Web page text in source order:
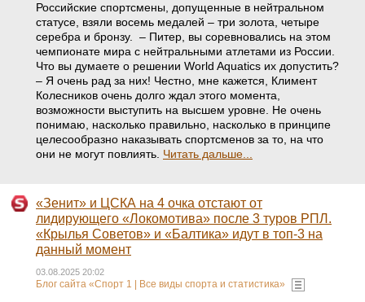
Российские спортсмены, допущенные в нейтральном
статусе, взяли восемь медалей – три золота, четыре
серебра и бронзу. – Питер, вы соревновались на этом
чемпионате мира с нейтральными атлетами из России.
Что вы думаете о решении World Aquatics их допустить?
– Я очень рад за них! Честно, мне кажется, Климент
Колесников очень долго ждал этого момента,
возможности выступить на высшем уровне. Не очень
понимаю, насколько правильно, насколько в принципе
целесообразно наказывать спортсменов за то, на что
они не могут повлиять. Читать дальше...
«Зенит» и ЦСКА на 4 очка отстают от
лидирующего «Локомотива» после 3 туров РПЛ.
«Крылья Советов» и «Балтика» идут в топ-3 на
данный момент
03.08.2025 20:02
Блог сайта «Спорт 1 | Все виды спорта и статистика»